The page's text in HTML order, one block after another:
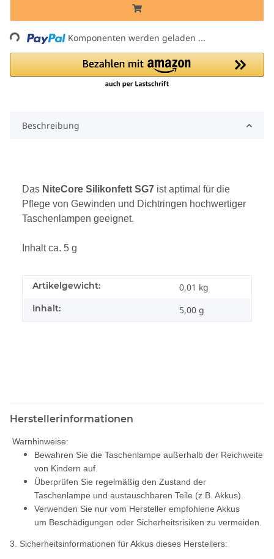
Loading... Komponenten werden geladen ...
Beschreibung
Das NiteCore Silikonfett SG7 ist aptimal für die
Pflege von Gewinden und Dichtringen hochwertiger
Taschenlampen geeignet.
Inhalt ca. 5 g
Artikelgewicht: 0,01 kg
Inhalt: 5,00 g
Herstellerinformationen
Warnhinweise:
Bewahren Sie die Taschenlampe außerhalb der Reichweite
von Kindern auf.
Überprüfen Sie regelmäßig den Zustand der
Taschenlampe und austauschbaren Teile (z.B. Akkus).
Verwenden Sie nur vom Hersteller empfohlene Akkus
um Beschädigungen oder Sicherheitsrisiken zu vermeiden.
3. Sicherheitsinformationen für Akkus dieses Herstellers: